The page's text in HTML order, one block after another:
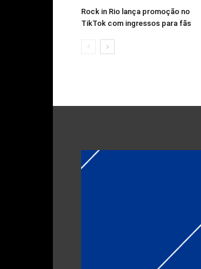
Rock in Rio lança promoção no
TikTok com ingressos para fãs